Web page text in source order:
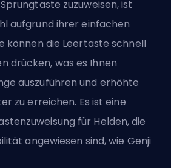
zuzuweisen, ist
aufgrund ihrer einfachen
können die Leertaste schnell
drücken, was es Ihnen
auszuführen und erhöhte
zu erreichen. Es ist eine
für Helden, die
angewiesen sind, wie Genji